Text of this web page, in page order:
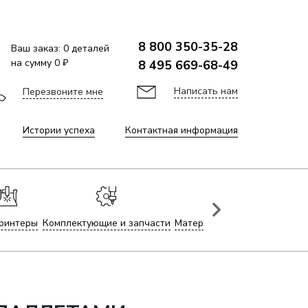
Ваш заказ: 0деталей
на сумму 0 ₽
8 800 350-35-28
8 495 669-68-49
Перезвоните мне Написать нам
Истории успеха Контактная информация
Комплектующие и запчасти Материалы для лазерной